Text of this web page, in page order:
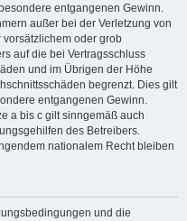
entgangenen Gewinn.
außer bei der Verletzung von
oder grob
auf die bei Vertragsschluss
und im Übrigen der Höhe
begrenzt. Dies gilt
entgangenen Gewinn.
a bis c gilt sinngemäß auch
des Betreibers.
nationalem Recht bleiben
und die